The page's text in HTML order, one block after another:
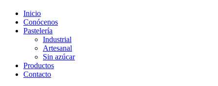
Inicio
Conócenos
Pastelería
Industrial
Artesanal
Sin azúcar
Productos
Contacto